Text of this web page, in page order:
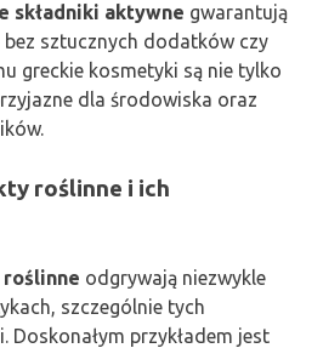
składniki aktywne gwarantują
bez sztucznych dodatków czy
greckie kosmetyki są nie tylko
dla środowiska oraz
roślinne i ich
odgrywają niezwykle
szczególnie tych
Doskonałym przykładem jest